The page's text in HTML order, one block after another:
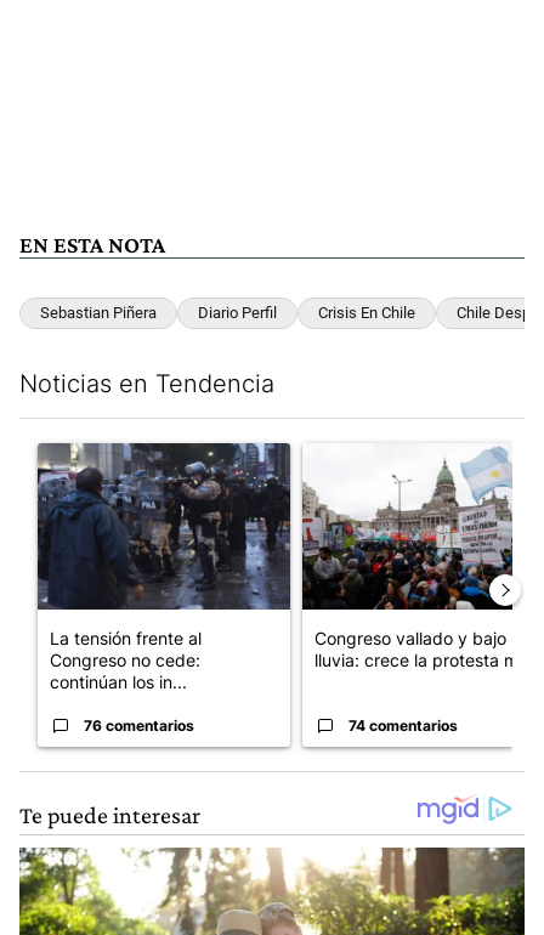
EN ESTA NOTA
Sebastian Piñera Diario Perfil Crisis En Chile Chile
Noticias en Tendencia
Un artículo de tendencia con el título "La tensión frente al
La tensión frente al
Congreso no cede:
continúan los in...
76 comentarios
Un artículo de tendencia
Congreso vallado y bajo la
lluvia: crece la protesta mi...
74 comentarios